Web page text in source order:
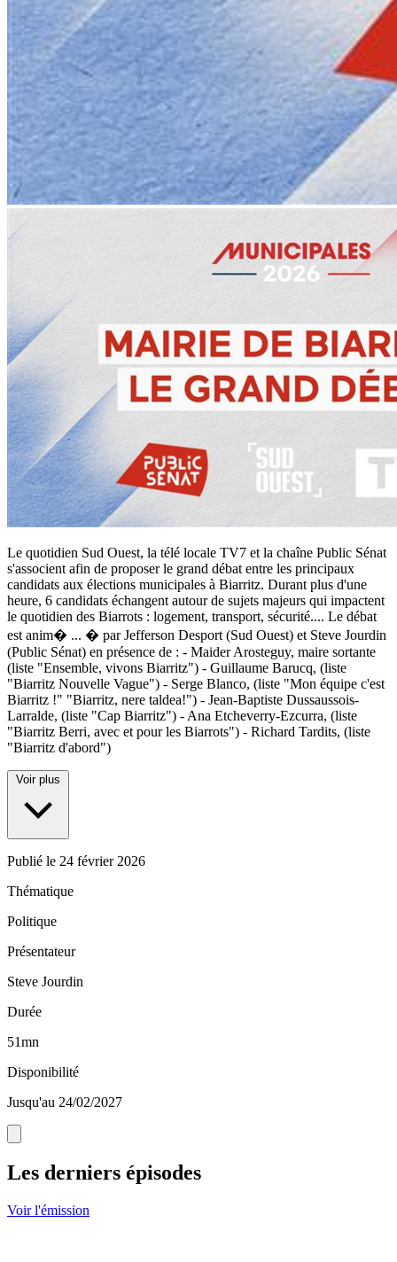
Le quotidien Sud Ouest, la télé locale TV7 et la chaîne Public Sénat
s'associent afin de proposer le grand débat entre les principaux
candidats aux élections municipales à Biarritz. Durant plus d'une
heure, 6 candidats échangent autour de sujets majeurs qui impactent
le quotidien des Biarrots : logement, transport, sécurité.... Le débat
est anim� ... � par Jefferson Desport (Sud Ouest) et Steve Jourdin
(Public Sénat) en présence de : - Maider Arosteguy, maire sortante
(liste "Ensemble, vivons Biarritz") - Guillaume Barucq, (liste
"Biarritz Nouvelle Vague") - Serge Blanco, (liste "Mon équipe c'est
Biarritz !" "Biarritz, nere taldea!") - Jean-Baptiste Dussaussois-
Larralde, (liste "Cap Biarritz") - Ana Etcheverry-Ezcurra, (liste
"Biarritz Berri, avec et pour les Biarrots") - Richard Tardits, (liste
"Biarritz d'abord")
Voir plus
Publié le 24 février 2026
Thématique
Politique
Présentateur
Steve Jourdin
Durée
51mn
Disponibilité
Jusqu'au 24/02/2027
Les derniers épisodes
Voir l'émission